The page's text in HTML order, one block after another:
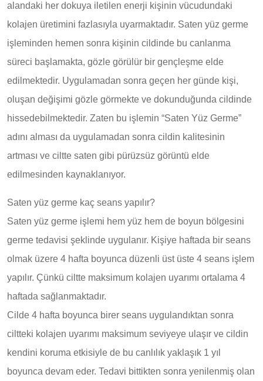
alandaki her dokuya iletilen enerji kişinin vücudundaki
kolajen üretimini fazlasıyla uyarmaktadır. Saten yüz germe
işleminden hemen sonra kişinin cildinde bu canlanma
süreci başlamakta, gözle görülür bir gençleşme elde
edilmektedir. Uygulamadan sonra geçen her günde kişi,
oluşan değişimi gözle görmekte ve dokunduğunda cildinde
hissedebilmektedir. Zaten bu işlemin “Saten Yüz Germe”
adını alması da uygulamadan sonra cildin kalitesinin
artması ve ciltte saten gibi pürüzsüz görüntü elde
edilmesinden kaynaklanıyor.
Saten yüz germe kaç seans yapılır?
Saten yüz germe işlemi hem yüz hem de boyun bölgesini
germe tedavisi şeklinde uygulanır. Kişiye haftada bir seans
olmak üzere 4 hafta boyunca düzenli üst üste 4 seans işlem
yapılır. Çünkü ciltte maksimum kolajen uyarımı ortalama 4
haftada sağlanmaktadır.
Cilde 4 hafta boyunca birer seans uygulandıktan sonra
ciltteki kolajen uyarımı maksimum seviyeye ulaşır ve cildin
kendini koruma etkisiyle de bu canlılık yaklaşık 1 yıl
boyunca devam eder. Tedavi bittikten sonra yenilenmiş olan